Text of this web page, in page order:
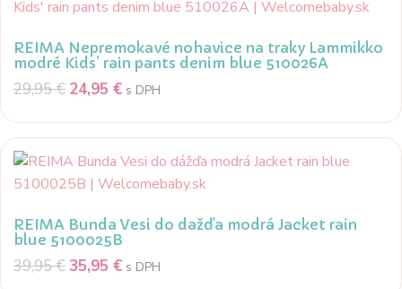
REIMA Nepremokavé nohavice na traky Lammikko
modré Kids’ rain pants denim blue 510026A
29,95€ 24,95 € s DPH
REIMA Bunda Vesi do dažďa modrá Jacket rain
blue 5100025B
39,95€ 35,95 € s DPH